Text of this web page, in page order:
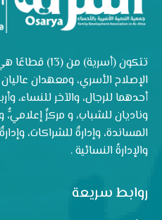
تتكون (أسرية)
الإصلاح الأسري، ومعهدان عاليان
أحدهما للرجال، والآخر للنساء،
وناديان للشباب، و مركزٌ إعلاميٌّ،
المساندة، وإدارةٌ للشراكات،
والإدارةُ النسائية .
روابط سريعة